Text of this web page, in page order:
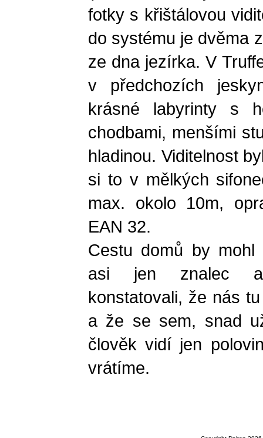
fotky s křištálovou
do systému je dvěma
ze dna jezírka. V
v předchozích
krásné labyrinty s
chodbami, menšími
hladinou. Viditelnost
si to v mělkých
max. okolo 10m,
EAN 32.
Cestu domů by mohl
asi jen znalec
konstatovali, že nás
a že se sem, snad
člověk vidí jen
vrátíme.